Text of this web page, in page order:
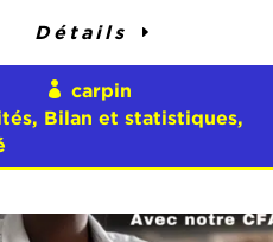
Détails
carpin
, Bilan et statistiques,